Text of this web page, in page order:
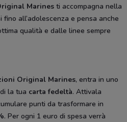
Marines ti accompagna nella
all’adolescenza e pensa anche
qualità e dalle linee sempre
Original Marines, entra in uno
la tua carta fedeltà. Attivala
punti da trasformare in
. Per ogni 1 euro di spesa verrà